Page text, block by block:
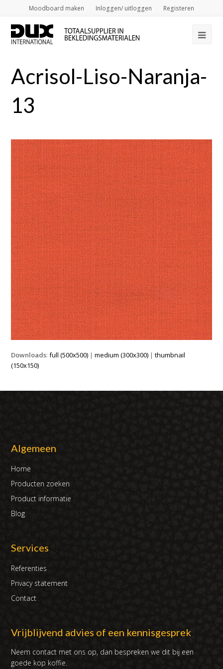
Moodboard maken Inloggen/ uitloggen Registeren
Acrisol-Liso-Naranja-
13
Downloads:full (500x500) |medium (300x300) |thumbnail
(150x150)
Algemeen
Home
Producten zoeken
Product informatie
Blog
Services
Referenties
Privacy statement
Contact
Vrijblijvend advies of een kennisgesprek
Neem contact met ons op, dan bespreken we dit bij een
goede kop koffie.